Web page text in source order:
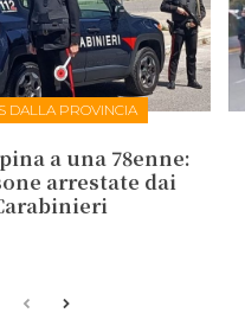
DALLA PROVINCIA
a una 78enne:
arrestate dai